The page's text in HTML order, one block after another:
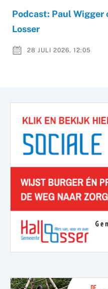
Podcast: Paul Wigger
Losser
28 JULI 2026, 12:05